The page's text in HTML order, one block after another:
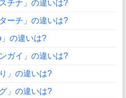
チナ」の違いは?
ーチ」の違いは?
」の違いは?
ガイ」の違いは?
」の違いは?
」の違いは?